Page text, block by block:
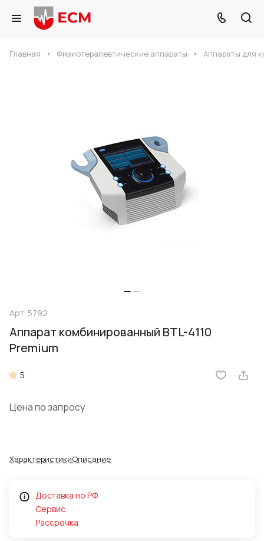
Главная Физиотерапевтические аппараты Аппараты для
Арт. 5792
Аппарат комбинированный BTL-4110
Premium
5
Цена по запросу
ХарактеристикиОписание
Доставка по РФ
Сервис
Рассрочка